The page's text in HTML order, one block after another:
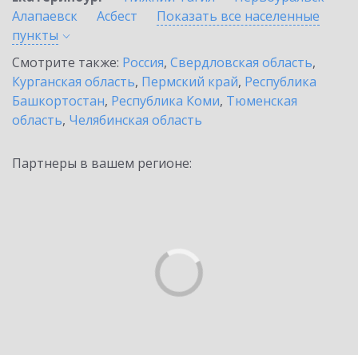
Алапаевск
Асбест
Показать все населенные
пункты
Смотрите также: Россия, Свердловская область,
Курганская область, Пермский край, Республика
Башкортостан, Республика Коми, Тюменская
область, Челябинская область
Партнеры в вашем регионе: